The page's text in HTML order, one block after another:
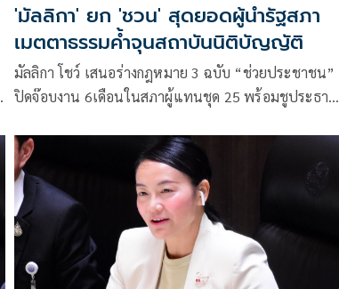
'มัลลิกา' ยก 'ชวน' สุดยอดผู้นำรัฐสภา
เมตตาธรรมค้ำจุนสถาบันนิติบัญญัติ
มัลลิกา โชว์ เสนอร่างกฎหมาย 3 ฉบับ “ช่วยประชาชน”
ปิดจ๊อบงาน 6เดือนในสภาผู้แทนชุด 25 พร้อมชูประธาน
ค้ำจุน สถาบันนิติบัญญัติ”